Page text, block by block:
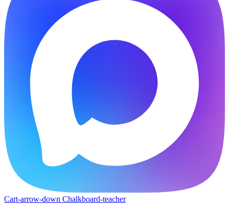
Cart-arrow-down Chalkboard-teacher